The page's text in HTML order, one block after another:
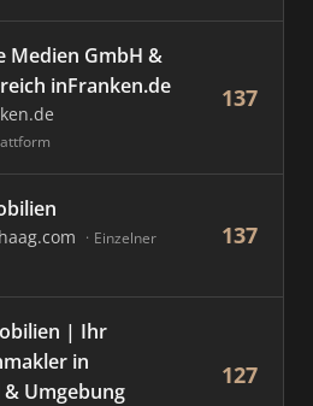
Medien GmbH &
inFranken.de
137
Einzelner
137
| Ihr
in
& Umgebung
127